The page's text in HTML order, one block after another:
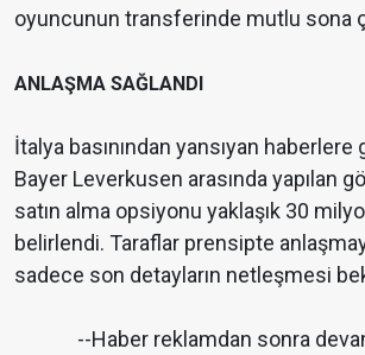
oyuncunun transferinde mutlu sona
ANLAŞMA SAĞLANDI
İtalya basınından yansıyan haberlere
Bayer Leverkusen arasında yapılan
satın alma opsiyonu yaklaşık 30
belirlendi. Taraflar prensipte
sadece son detayların netleşmesi
--Haber reklamdan sonra